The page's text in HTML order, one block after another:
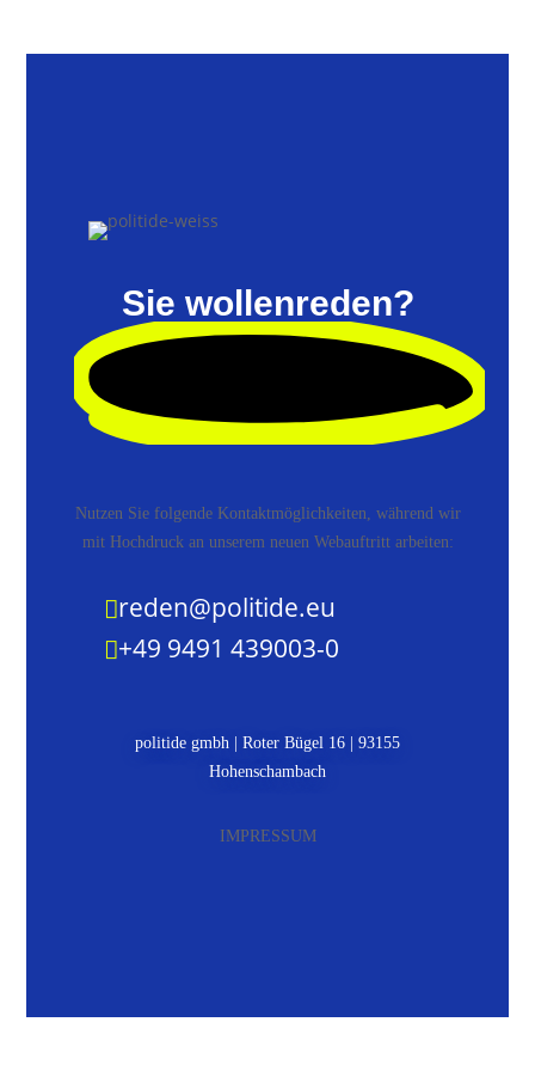
Sie wollenreden?
Nutzen Sie folgende Kontaktmöglichkeiten, während wir
mit Hochdruck an unserem neuen Webauftritt arbeiten:
reden@politide.eu
+49 9491 439003-0
politide gmbh | Roter Bügel 16 | 93155
Hohenschambach
IMPRESSUM